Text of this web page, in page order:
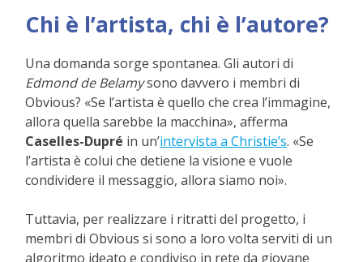
Chi è l’artista, chi è l’autore?
Una domanda sorge spontanea. Gli autori di
Edmond de Belamysono davvero i membri di
Obvious? «Se l’artista è quello che crea l’immagine,
allora quella sarebbe la macchina», afferma
Caselles-Dupré in un’intervista a Christie’s. «Se
l’artista è colui che detiene la visione e vuole
condividere il messaggio, allora siamo noi».
Tuttavia, per realizzare i ritratti del progetto, i
membri di Obvious si sono a loro volta serviti di un
algoritmo ideato e condiviso in rete da giovane